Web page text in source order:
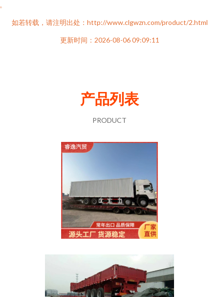
如若转载，请注明出处：http://www.clgwzn.com/product/2.html
更新时间：2026-08-06 09:09:11
产品列表
PRODUCT